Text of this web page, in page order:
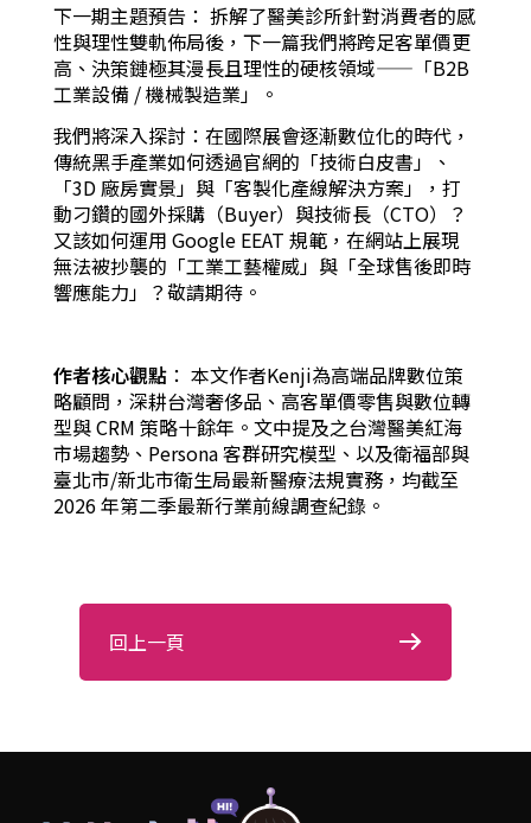
下一期主題預告： 拆解了醫美診所針對消費者的感
性與理性雙軌佈局後，下一篇我們將跨足客單價更
高、決策鏈極其漫長且理性的硬核領域——「B2B
工業設備 / 機械製造業」。
我們將深入探討：在國際展會逐漸數位化的時代，
傳統黑手產業如何透過官網的「技術白皮書」、
「3D 廠房實景」與「客製化產線解決方案」，打
動刁鑽的國外採購（Buyer）與技術長（CTO）？
又該如何運用 Google EEAT 規範，在網站上展現
無法被抄襲的「工業工藝權威」與「全球售後即時
響應能力」？敬請期待。
作者核心觀點 ： 本文作者Kenji為高端品牌數位策
略顧問，深耕台灣奢侈品、高客單價零售與數位轉
型與 CRM 策略十餘年。文中提及之台灣醫美紅海
市場趨勢、Persona 客群研究模型、以及衛福部與
臺北市/新北市衛生局最新醫療法規實務，均截至
2026 年第二季最新行業前線調查紀錄。
回上一頁